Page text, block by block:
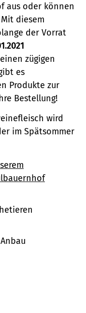
aus oder können
diesem
der Vorrat
zügigen
es
Produkte zur
Bestellung!
wird
im Spätsommer